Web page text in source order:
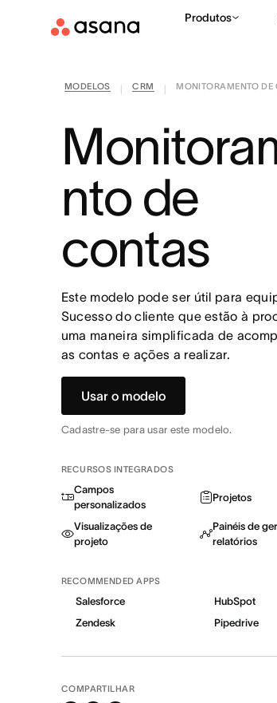
Produtos
MODELOS CRM MONITORAMENTO DE
nto de
contas
Este modelo pode ser útil para
Sucesso do cliente que estão à
uma maneira simplificada de
as contas e ações a realizar.
Usar o modelo
Cadastre-se para usar este modelo.
RECURSOS INTEGRADOS
Campos
personalizados
Projetos
Visualizações de
projeto
Painéis de
relatórios
RECOMMENDED APPS
Salesforce
HubSpot
Zendesk
Pipedrive
COMPARTILHAR